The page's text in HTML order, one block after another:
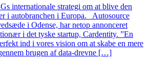
internationale strategi om at blive den
i autobranchen i Europa. Autosource
i Odense, har netop annonceret
i det tyske startup, Cardentity. ”En
ind i vores vision om at skabe en mere
brugen af data-drevne […]